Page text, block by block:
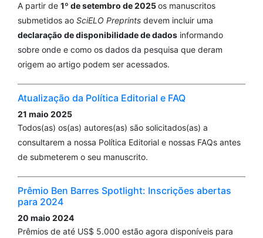
A partir de 1º de setembro de 2025os manuscritos
submetidos ao SciELO Preprints devem incluir uma
declaração de disponibilidade de dados informando
sobre onde e como os dados da pesquisa que deram
origem ao artigo podem ser acessados.
Atualização da Política Editorial e FAQ
21 maio 2025
Todos(as) os(as) autores(as) são solicitados(as) a
consultarem a nossa Política Editorial e nossas FAQs antes
de submeterem o seu manuscrito.
Prêmio Ben Barres Spotlight: Inscrições abertas
para 2024
20 maio 2024
Prêmios de até US$ 5.000 estão agora disponíveis para